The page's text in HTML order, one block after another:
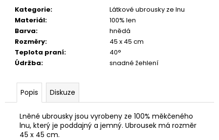
Kategorie:
Látkové ubrousky ze lnu
Materiál:
100% len
Barva:
hnědá
Rozměry:
45 x 45 cm
Teplota praní:
40°
Údržba: snadné žehlení
Popis Diskuze
Lněné ubrousky jsou vyrobeny ze 100% měkčeného
lnu, který je poddajný a jemný. Ubrousek má rozměr
45 x 45 cm.
u
č
u
e
m
PŮJČOVNA
LÁTKOVÝCH
UBROUSKŮ
NEJEN